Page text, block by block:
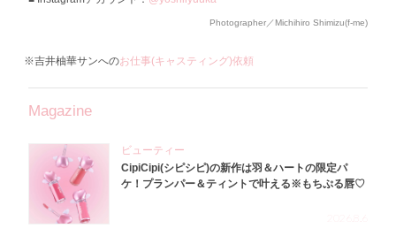
Photographer／Michihiro Shimizu(f-me)
※吉井柚華サンへのお仕事(キャスティング)依頼
Magazine
ビューティー
CipiCipi(シピシピ)の新作は羽＆ハートの限定パ
ケ！プランパー＆ティントで叶える※もちぷる唇♡